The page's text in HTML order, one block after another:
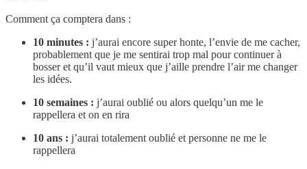
Comment ça comptera dans :
10 minutes : j’aurai encore super honte, l’envie de me cacher,
probablement que je me sentirai trop mal pour continuer à
bosser et qu’il vaut mieux que j’aille prendre l’air me changer
les idées.
10 semaines : j’aurai oublié ou alors quelqu’un me le
rappellera et on en rira
10 ans : j’aurai totalement oublié et personne ne me le
rappellera